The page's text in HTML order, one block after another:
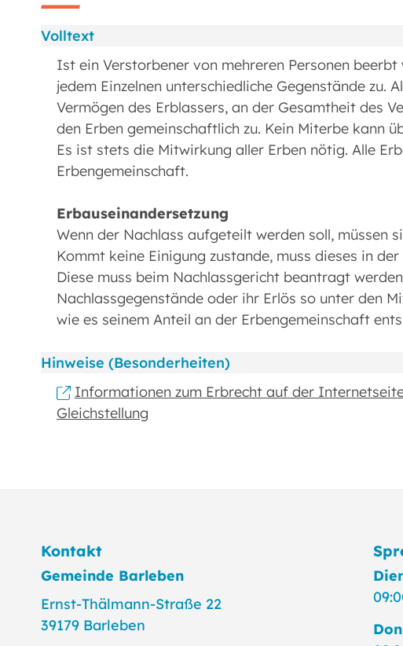
Volltext
Ist ein Verstorbener von mehreren Personen
jedem Einzelnen unterschiedliche Gegenstände zu.
Vermögen des Erblassers, an der Gesamtheit des
den Erben gemeinschaftlich zu. Kein Miterbe kann
Es ist stets die Mitwirkung aller Erben nötig. Alle
Erbengemeinschaft.
Erbauseinandersetzung
Wenn der Nachlass aufgeteilt werden soll, müssen
Kommt keine Einigung zustande, muss dieses in
Diese muss beim Nachlassgericht beantragt
Nachlassgegenstände oder ihr Erlös so unter den
wie es seinem Anteil an der Erbengemeinschaft
Hinweise (Besonderheiten)
Informationen zum Erbrecht auf der
Gleichstellung
Kontakt
Gemeinde Barleben
Ernst-Thälmann-Straße 22
39179 Barleben